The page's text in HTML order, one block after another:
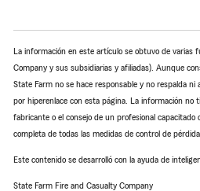
La información en este artículo se obtuvo de varias
Company y sus subsidiarias y afiliadas). Aunque
State Farm no se hace responsable y no respalda
por hiperenlace con esta página. La información no
fabricante o el consejo de un profesional
completa de todas las medidas de control de
Este contenido se desarrolló con la ayuda de
State Farm Fire and Casualty Company